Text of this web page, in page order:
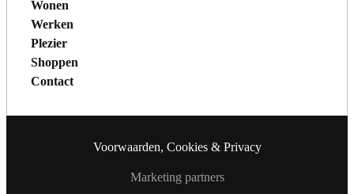
Wonen
Werken
Plezier
Shoppen
Contact
Voorwaarden, Cookies & Privacy
Marketing partners